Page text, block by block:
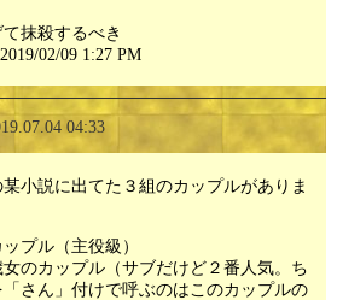
抹殺するべき
02/09 1:27 PM
04:33
小説に出てた３組のカップルがありま
プル（主役級）
のカップル（サブだけど２番人気。ち
さん」付けで呼ぶのはこのカップルの